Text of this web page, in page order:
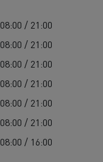
08:00 / 21:00
08:00 / 21:00
08:00 / 21:00
08:00 / 21:00
08:00 / 21:00
08:00 / 21:00
08:00 / 16:00